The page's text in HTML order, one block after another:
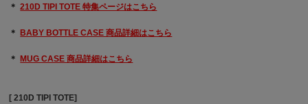
＊ 210D TIPI TOTE 特集ページはこちら
＊ BABY BOTTLE CASE 商品詳細はこちら
＊ MUG CASE 商品詳細はこちら
[ 210D TIPI TOTE]